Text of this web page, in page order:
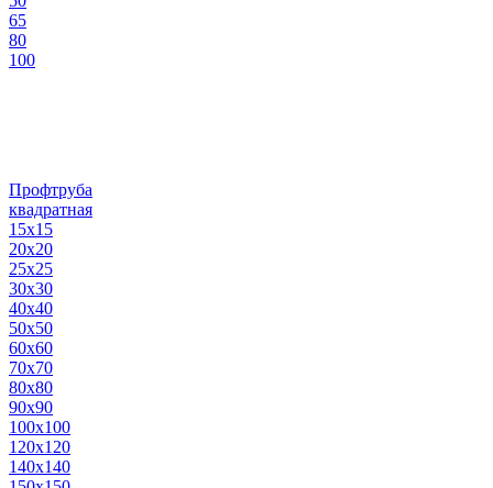
65
80
100
Профтруба
квадратная
15х15
20х20
25х25
30х30
40х40
50х50
60х60
70х70
80х80
90х90
100х100
120х120
140х140